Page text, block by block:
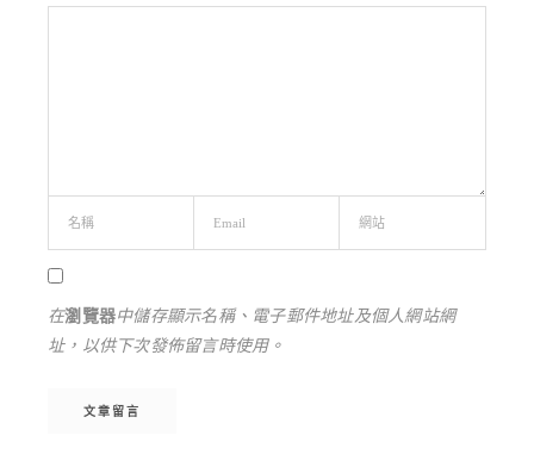
在瀏覽器中儲存顯示名稱、電子郵件地址及個人網站網
址，以供下次發佈留言時使用。